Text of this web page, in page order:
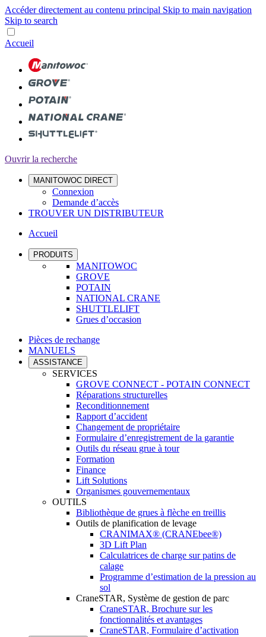
Accéder directement au contenu principal Skip to main navigation
Skip to search
Accueil
Ouvrir la recherche
MANITOWOC DIRECT
Connexion
Demande d’accès
TROUVER UN DISTRIBUTEUR
Accueil
PRODUITS
MANITOWOC
GROVE
POTAIN
NATIONAL CRANE
SHUTTLELIFT
Grues d’occasion
Pièces de rechange
MANUELS
ASSISTANCE
SERVICES
GROVE CONNECT - POTAIN CONNECT
Réparations structurelles
Reconditionnement
Rapport d’accident
Changement de propriétaire
Formulaire d’enregistrement de la garantie
Outils du réseau grue à tour
Formation
Finance
Lift Solutions
Organismes gouvernementaux
OUTILS
Bibliothèque de grues à flèche en treillis
Outils de planification de levage
CRANIMAX® (CRANEbee®)
3D Lift Plan
Calculatrices de charge sur patins de
calage
Programme d’estimation de la pression au
sol
CraneSTAR, Système de gestion de parc
CraneSTAR, Brochure sur les
fonctionnalités et avantages
CraneSTAR, Formulaire d’activation